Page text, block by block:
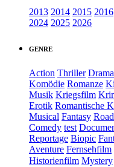
2013 2014 2015 2016
2024 2025 2026
GENRE
Action Thriller Drama
Komödie Romanze
Musik Kriegsfilm
Erotik Romantische
Musical Fantasy
Comedy test
Reportage Biopic
Aventure Fernsehfilm
Historienfilm Mystery